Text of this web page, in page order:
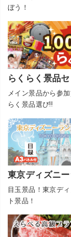
ぼう！
らくらく景品セ
メイン景品から参
らく景品選び!!
東京ディズニ
目玉景品！東京デ
ト景品！